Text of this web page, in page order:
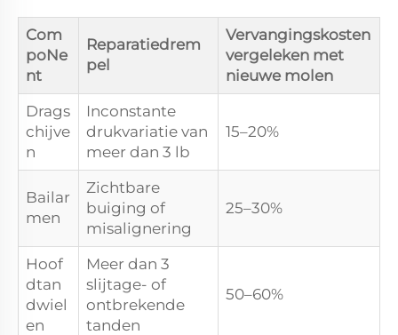
Com
poNe
nt
Reparatiedrem
pel
Vervangingskosten
vergeleken met
nieuwe molen
Drags
chijve
n
Inconstante
drukvariatie van
meer dan 3 lb
15–20%
Bailar
men
Zichtbare
buiging of
misalignering
25–30%
Hoof
dtan
dwiel
en
Meer dan 3
slijtage- of
ontbrekende
tanden
50–60%